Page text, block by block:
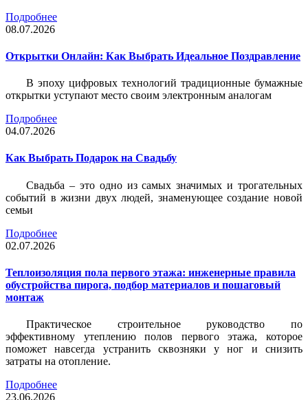
Подробнее
08.07.2026
Открытки Онлайн: Как Выбрать Идеальное Поздравление
В эпоху цифровых технологий традиционные бумажные
открытки уступают место своим электронным аналогам
Подробнее
04.07.2026
Как Выбрать Подарок на Свадьбу
Свадьба – это одно из самых значимых и трогательных
событий в жизни двух людей, знаменующее создание новой
семьи
Подробнее
02.07.2026
Теплоизоляция пола первого этажа: инженерные правила
обустройства пирога, подбор материалов и пошаговый
монтаж
Практическое строительное руководство по
эффективному утеплению полов первого этажа, которое
поможет навсегда устранить сквозняки у ног и снизить
затраты на отопление.
Подробнее
23.06.2026